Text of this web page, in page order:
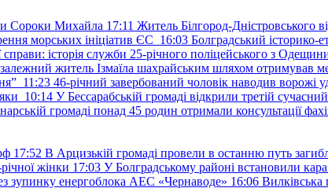
Сороки Михайла 17:11 Житель Білгород-Дністровського
морських ініціатив ЄС 16:03 Болградський історико-
справи: історія служби 25-річного поліцейського з
житель Ізмаїла шахрайським шляхом отримував
11:23 46-річний завербований чоловік наводив ворожі
10:14 У Бессарабській громаді відкрили третій
громаді понад 45 родин отримали консультації
17:52 В Арцизькій громаді провели в останню путь
жінки 17:03 У Болградському районі встановили
зупинку енергоблока АЕС «Чернаводе» 16:06 Вилківська